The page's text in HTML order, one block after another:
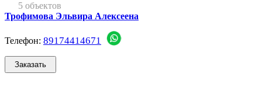
5 объектов
Трофимова Эльвира Алексеена
Телефон: 89174414671